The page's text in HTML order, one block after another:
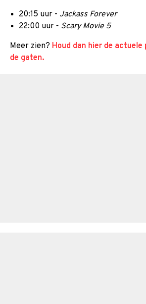
20:15 uur - Jackass Forever
22:00 uur - Scary Movie 5
Meer zien? Houd dan hier de actuele
de gaten.